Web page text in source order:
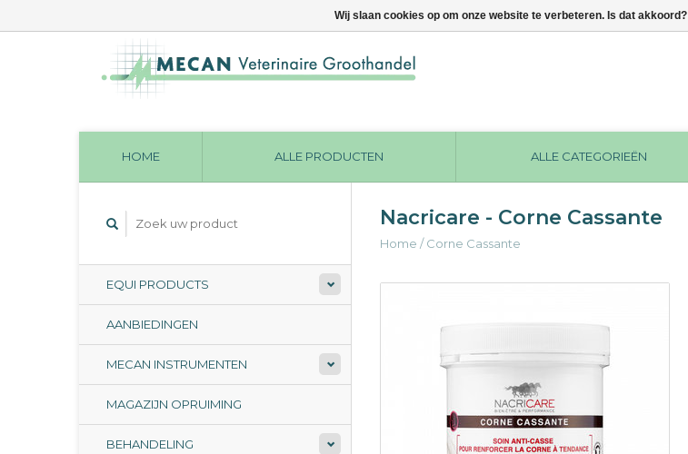
HOME ALLE PRODUCTEN ALLE CATEGORIEËN
EQUI PRODUCTS
AANBIEDINGEN
MECAN INSTRUMENTEN
MAGAZIJN OPRUIMING
BEHANDELING
Nacricare - Corne Cassante
Home /Corne Cassante
Wij slaan cookies op om onze website te verbeteren. Is dat akkoord?